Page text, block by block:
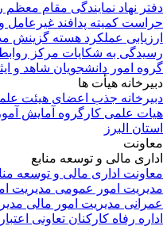
دفتر نهاد نمایندگی مقام معظم
حراست کمیته پدافند
ارزیابی عملکرد هسته گزینش
رسیدگی به شکایات مرکز
گروه امور دانشجویان شاهد و
دبیرخانه هیأت ها
دبیرخانه جذب اعضای هیئت
هیات علمی کارگروه آمایش
استان البرز
معاونت
اداری مالی و توسعه منابع
معاونت اداری مالی و توسعه
مدیریت امور عمومی مدیریت
عمرانی مدیریت امور مالی
اداره رفاه کارکنان تعاونی